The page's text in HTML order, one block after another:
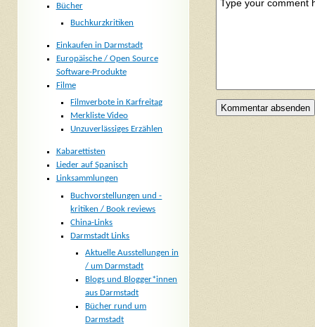
Bücher
Buchkurzkritiken
Einkaufen in Darmstadt
Europäische / Open Source
Software-Produkte
Filme
Filmverbote in Karfreitag
Merkliste Video
Unzuverlässiges Erzählen
Kabarettisten
Lieder auf Spanisch
Linksammlungen
Buchvorstellungen und -
kritiken / Book reviews
China-Links
Darmstadt Links
Aktuelle Ausstellungen in
/ um Darmstadt
Blogs und Blogger*innen
aus Darmstadt
Bücher rund um
Darmstadt